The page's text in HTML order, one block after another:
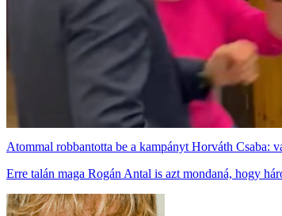
Atommal robbantotta be a kampányt Horváth Csaba:
Erre talán maga Rogán Antal is azt mondaná, hogy